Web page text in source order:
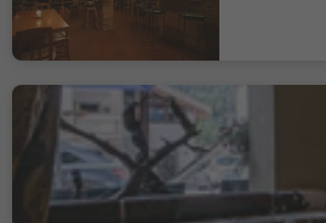
Lounge